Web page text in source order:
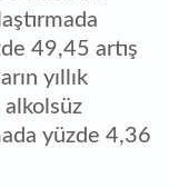
49,45 artış
yıllık
yüzde 4,36